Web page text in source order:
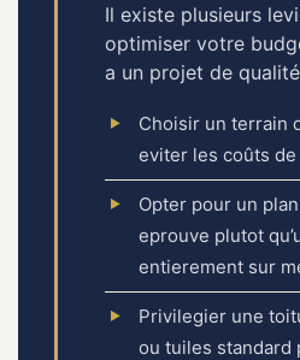
Il existe plusieurs
optimiser votre
a un projet de
Choisir un terrain
eviter les coûts
Opter pour un
eprouve plutot
entierement sur
Privilegier une
ou tuiles standard